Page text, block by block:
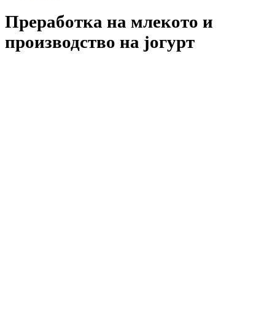
Преработка на млекото и
производство на јогурт